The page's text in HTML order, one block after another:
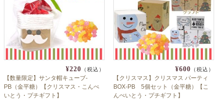
¥220 （税込）
【数量限定】サンタ帽キューブ-
PB（金平糖）【クリスマス・こんぺ
いとう・プチギフト】
¥600 （税込）
【クリスマス】クリスマス パーティ
BOX-PB 5個セット（金平糖）【こ
んぺいとう・プチギフト】